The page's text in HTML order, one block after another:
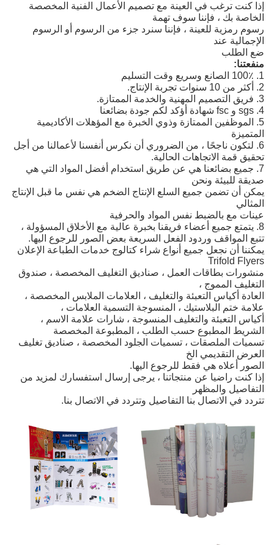
إذا كنت ترغب في العينة مع تصميم الأعمال الفنية المخصصة
الخاصة بك ، فإننا سوف تهمة
رسوم رمزية للعينة ، فإننا سنرد جزء من الرسوم أو الرسوم
الإجمالية عند
ضع الطلب
منفعتنا:
1. 100٪ الصانع وسريع وقت التسليم
2. أكثر من 10 سنوات تجربة الإنتاج.
3. فريق التصميم المهنية والخدمة الممتازة.
4. sgs و fsc شهادة أؤكد لكم جودة بضائعنا
5. الموظفين الممتازة وذوي الخبرة مع المؤهلات الأكاديمية
المتميزة
6. لتكون ناجحًا ، من الضروري أن نكرس أنفسنا لأعمالنا من أجل
تحقيق قمة الاتجاهات الحالية.
7. جميع بضائعنا هي عن طريق استخدام أفضل المواد التي هي
صديقة للبيئة ونحن
يمكن أن تضمن جميع السلع الإنتاج الضخم هي نفس ما قبل الإنتاج
المثالي
عينات مع بالضبط نفس المواد والحرفية
8. يتمتع جميع أعضاء فريقنا بخبرة عالية مع الأخلاق المسؤولة ،
تتبع المواقف وردود الفعل السريعة بعض الصور للرجوع اليها.
يمكننا أن نجعل جميع أنواع شراء كتالوج خدمات الطباعة الإعلان
Trifold Flyers
منشورات بطاقات العمل ، صناديق التغليف المخصصة ، صندوق
التغليف المموج ،
العادة أكياس التعبئة والتغليف ، العلامات الملابس المخصصة ،
علامة ختم البلاستيك ، المنسوجة التسمية العلامات ،
أكياس التعبئة والتغليف المنسوجة ، شارات علامة الاسم ،
الشريط المطبوع حسب الطلب ، المطبوعة المخصصة
تسميات الملصقات ، تسميات الجلود المخصصة ، صناديق تغليف
العرض التقديمي الخ
الصور أعلاه هي فقط للرجوع اليها.
إذا كنت راضيا عن منتجاتنا ، يرجى إرسال استفسارك لمزيد من
التفاصيل والمظهر
تتردد في الاتصال بنا التفاصيل وتتردد في الاتصال بنا.